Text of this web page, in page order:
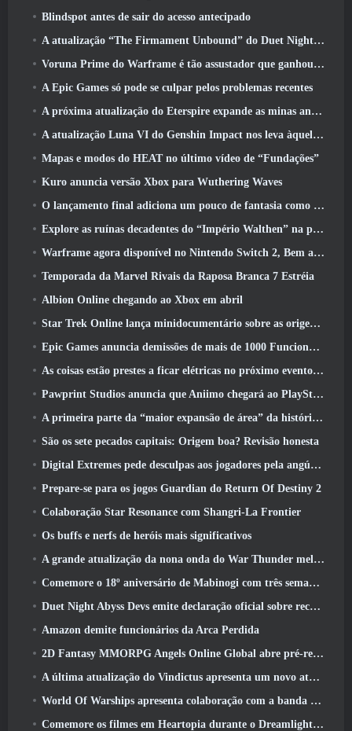
Blindspot antes de sair do acesso antecipado
A atualização “The Firmament Unbound” do Duet Night Abyss encerra o enredo de Huaxu
Voruna Prime do Warframe é tão assustador que ganhou seu próprio trailer da Red Band
A Epic Games só pode se culpar pelos problemas recentes
A próxima atualização do Eterspire expande as minas anãs e oferece uma revisão completa do combate aos chefes
A atualização Luna VI do Genshin Impact nos leva àquele lugar sobre o qual Mondstadt continua falando, mas nunca vimos
Mapas e modos do HEAT no último vídeo de “Fundações”
Kuro anuncia versão Xbox para Wuthering Waves
O lançamento final adiciona um pouco de fantasia como temporada 10 Lançamentos
Explore as ruínas decadentes do “Império Walthen” na próxima grande atualização do RAVEN2
Warframe agora disponível no Nintendo Switch 2, Bem a tempo para o lançamento do Shadowgrapher
Temporada da Marvel Rivais da Raposa Branca 7 Estréia
Albion Online chegando ao Xbox em abril
Star Trek Online lança minidocumentário sobre as origens da Federação para comemorar o 16º aniversário
Epic Games anuncia demissões de mais de 1000 Funcionários, Citando “Desaceleração no Engajamento Fortnite”
As coisas estão prestes a ficar elétricas no próximo evento Aftershock do Apex Legends
Pawprint Studios anuncia que Aniimo chegará ao PlayStation 5 E a Epic Games Store nos lançamentos
A primeira parte da “maior expansão de área” da história do RuneScape é lançada hoje
São os sete pecados capitais: Origem boa? Revisão honesta
Digital Extremes pede desculpas aos jogadores pela angústia causada por “convites nefastos” no Warframe
Prepare-se para os jogos Guardian do Return Of Destiny 2
Colaboração Star Resonance com Shangri-La Frontier
Os buffs e nerfs de heróis mais significativos
A grande atualização da nona onda do War Thunder melhora a aparência das batalhas navais com visuais aquáticos aprimorados
Comemore o 18º aniversário de Mabinogi com três semanas de eventos e recompensas
Duet Night Abyss Devs emite declaração oficial sobre recente incidente de malware após atualização do jogo
Amazon demite funcionários da Arca Perdida
2D Fantasy MMORPG Angels Online Global abre pré-registro
A última atualização do Vindictus apresenta um novo ataque onde os jogadores enfrentarão o Guardião de Caliburn
World Of Warships apresenta colaboração com a banda sueca de heavy metal Sabaton
Comemore os filmes em Heartopia durante o Dreamlight Cinematics Festival